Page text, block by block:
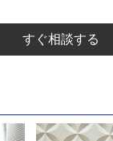
すぐ相談する